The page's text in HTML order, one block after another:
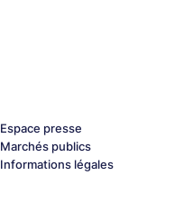
Espace presse
Marchés publics
Informations légales